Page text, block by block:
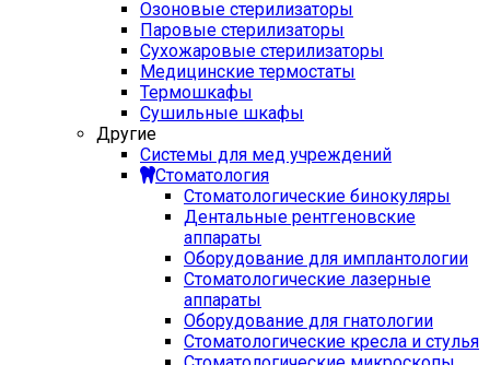
Озоновые стерилизаторы
Паровые стерилизаторы
Сухожаровые стерилизаторы
Медицинские термостаты
Термошкафы
Сушильные шкафы
Другие
Системы для мед учреждений
Стоматология
Стоматологические бинокуляры
Дентальные рентгеновские
аппараты
Оборудование для имплантологии
Стоматологические лазерные
аппараты
Оборудование для гнатологии
Стоматологические кресла и стулья